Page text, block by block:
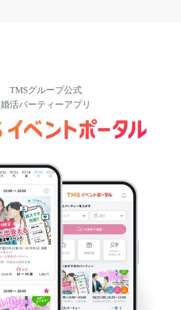
TMSグループ公式
婚活パーティーアプリ